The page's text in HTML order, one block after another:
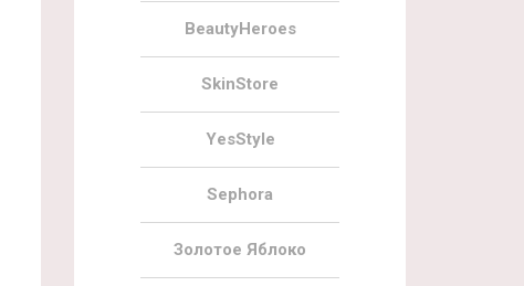
BeautyHeroes
SkinStore
YesStyle
Sephora
Золотое Яблоко